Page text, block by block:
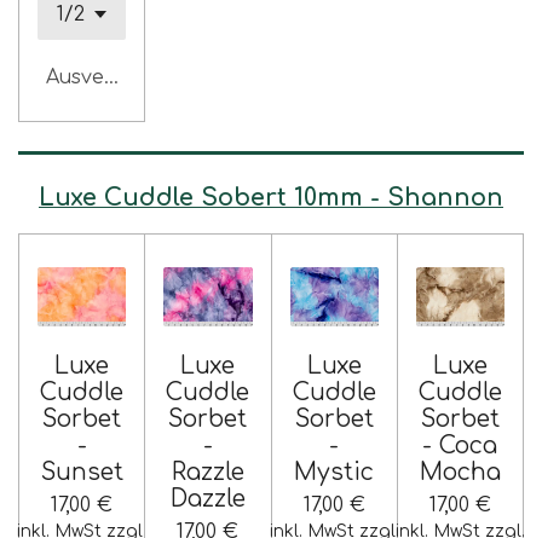
Ausverkauft
Luxe Cuddle Sobert 10mm - Shannon
Luxe
Cuddle
Sorbet
-
Sunset
17,00 €
inkl. MwSt zzgl.
Luxe
Cuddle
Sorbet
-
Razzle
Dazzle
17,00 €
Luxe
Cuddle
Sorbet
-
Mystic
17,00 €
inkl. MwSt zzgl.
Luxe
Cuddle
Sorbet
- Coca
Mocha
17,00 €
inkl. MwSt zzgl.